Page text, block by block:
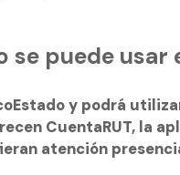
se puede usar
y podrá
CuentaRUT, la
atención